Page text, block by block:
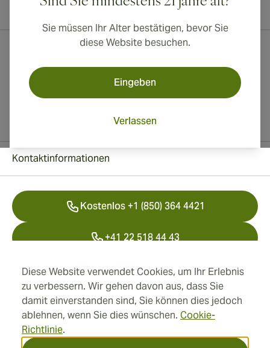
Diese Website verwendet Cookies, um Ihr Erlebnis
zu verbessern. Wir gehen davon aus, dass Sie
damit einverstanden sind, Sie können dies jedoch
ablehnen, wenn Sie dies wünschen. Cookie-
Richtlinie.
Sie müssen Ihr Alter bestätigen, bevor Sie
diese Website besuchen.
Eingeben
Verlassen
Informationen
Kontaktinformationen
Kostenlos +1 (850) 364 4421
+41 22 518 44 43
info@swisscubancigars.com